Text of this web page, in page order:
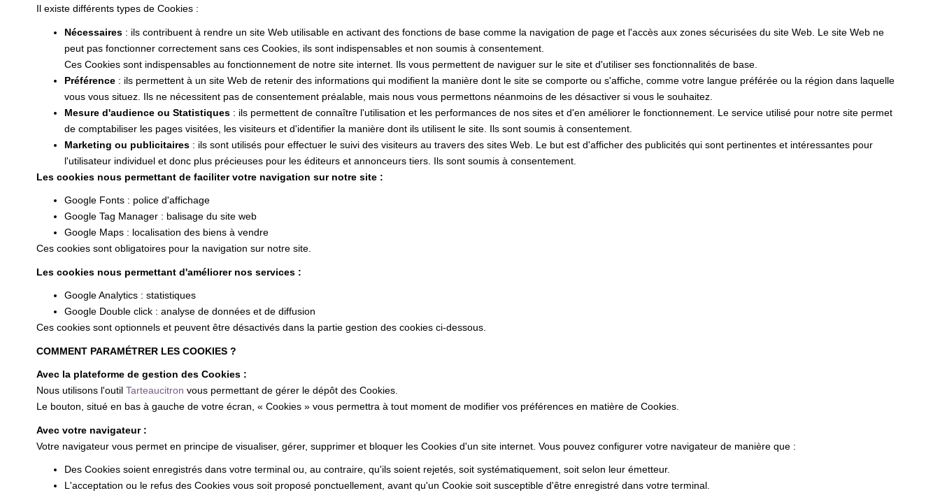
Il existe différents types de Cookies :
Nécessaires : ils contribuent à rendre un site Web utilisable en activant des fonctions de base comme la navigation de page et l'accès aux zones sécurisées du site Web. Le site Web ne
peut pas fonctionner correctement sans ces Cookies, ils sont indispensables et non soumis à consentement.
Ces Cookies sont indispensables au fonctionnement de notre site internet. Ils vous permettent de naviguer sur le site et d'utiliser ses fonctionnalités de base.
Préférence : ils permettent à un site Web de retenir des informations qui modifient la manière dont le site se comporte ou s'affiche, comme votre langue préférée ou la région dans laquelle
vous vous situez. Ils ne nécessitent pas de consentement préalable, mais nous vous permettons néanmoins de les désactiver si vous le souhaitez.
Mesure d'audience ou Statistiques : ils permettent de connaître l'utilisation et les performances de nos sites et d'en améliorer le fonctionnement. Le service utilisé pour notre site permet
de comptabiliser les pages visitées, les visiteurs et d'identifier la manière dont ils utilisent le site. Ils sont soumis à consentement.
Marketing ou publicitaires : ils sont utilisés pour effectuer le suivi des visiteurs au travers des sites Web. Le but est d'afficher des publicités qui sont pertinentes et intéressantes pour
l'utilisateur individuel et donc plus précieuses pour les éditeurs et annonceurs tiers. Ils sont soumis à consentement.
Les cookies nous permettant de faciliter votre navigation sur notre site :
Google Fonts : police d'affichage
Google Tag Manager : balisage du site web
Google Maps : localisation des biens à vendre
Ces cookies sont obligatoires pour la navigation sur notre site.
Les cookies nous permettant d'améliorer nos services :
Google Analytics : statistiques
Google Double click : analyse de données et de diffusion
Ces cookies sont optionnels et peuvent être désactivés dans la partie gestion des cookies ci-dessous.
COMMENT PARAMÉTRER LES COOKIES ?
Avec la plateforme de gestion des Cookies :
Nous utilisons l'outil Tarteaucitron vous permettant de gérer le dépôt des Cookies.
Le bouton, situé en bas à gauche de votre écran, « Cookies » vous permettra à tout moment de modifier vos préférences en matière de Cookies.
Avec votre navigateur :
Votre navigateur vous permet en principe de visualiser, gérer, supprimer et bloquer les Cookies d'un site internet. Vous pouvez configurer votre navigateur de manière que :
Des Cookies soient enregistrés dans votre terminal ou, au contraire, qu'ils soient rejetés, soit systématiquement, soit selon leur émetteur.
L'acceptation ou le refus des Cookies vous soit proposé ponctuellement, avant qu'un Cookie soit susceptible d'être enregistré dans votre terminal.